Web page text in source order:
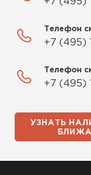
Телефон
+7 (495)
Телефон
+7 (495)
УЗНАТЬ